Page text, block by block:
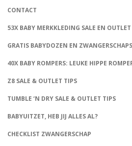
CONTACT
53X BABY MERKKLEDING SALE EN
GRATIS BABYDOZEN EN
40X BABY ROMPERS: LEUKE HIPPE
Z8 SALE & OUTLET TIPS
TUMBLE ‘N DRY SALE & OUTLET TIPS
BABYUITZET, HEB JIJ ALLES AL?
CHECKLIST ZWANGERSCHAP